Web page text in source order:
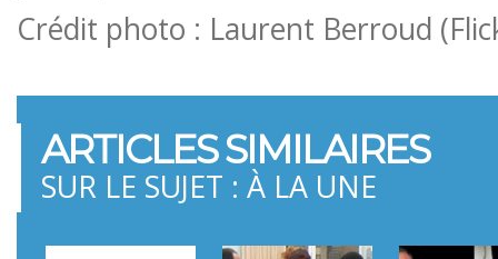
Crédit photo : Laurent Berroud
ARTICLES SIMILAIRES
SUR LE SUJET : À LA UNE